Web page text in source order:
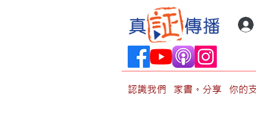
認識我們 家書。分享 你的